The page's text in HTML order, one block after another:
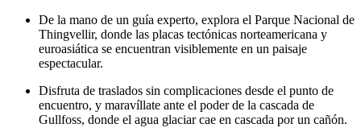
De la mano de un guía experto, explora el Parque Nacional de
Thingvellir, donde las placas tectónicas norteamericana y
euroasiática se encuentran visiblemente en un paisaje
espectacular.
Disfruta de traslados sin complicaciones desde el punto de
encuentro, y maravíllate ante el poder de la cascada de
Gullfoss, donde el agua glaciar cae en cascada por un cañón.